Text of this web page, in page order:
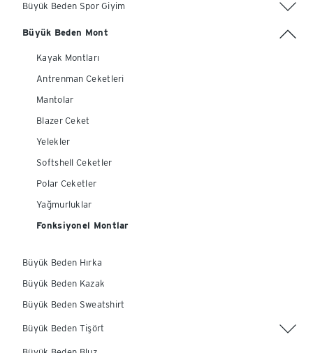
Büyük Beden Spor Giyim
Büyük Beden Mont
Kayak Montları
Antrenman Ceketleri
Mantolar
Blazer Ceket
Yelekler
Softshell Ceketler
Polar Ceketler
Yağmurluklar
Fonksiyonel Montlar
Büyük Beden Hırka
Büyük Beden Kazak
Büyük Beden Sweatshirt
Büyük Beden Tişört